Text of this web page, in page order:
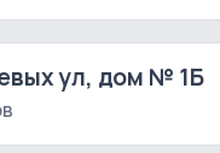
ул, дом № 1Б